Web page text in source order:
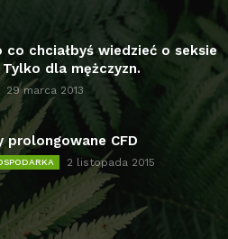
co chciałbyś wiedzieć o seksie
dla mężczyzn.
29 marca 2013
prolongowane CFD
2 listopada 2015